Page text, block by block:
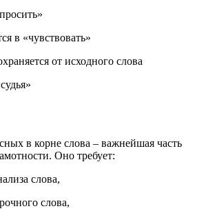
в «чувствовать»
от исходного слова
в корне слова – важнейшая часть
Оно требует:
слова,
слова,